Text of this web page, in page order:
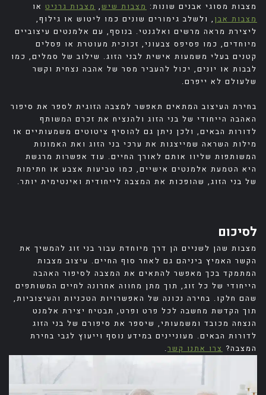
מצבות מסוגי אבנים שונות: מצבות שיש , מצבות גרניט או
מצבות אבן , ולשלב גימורים שונים כמו ליטוש או גילוף,
ליצירת מראה מרשים ואלגנטי. בנוסף, עם אלמנטים עיצוביים
מיוחדים, כמו פסיפס צבעוני, זכוכית מעוטרת או פסלים
קטנים בעלי משמעות אישית לבני הזוג. שילוב של סמלים, כמו
לבבות או יונים, יכול להעביר מסר של אהבה נצחית וקשר
שלעולם לא ייפרם.
בחירת העיצוב המתאים תאפשר למצבה הזוגית לספר את סיפור
האהבה הייחודי של בני הזוג ולהנציח את זכרם המשותף
לדורות הבאים, ולכן ניתן גם להוסיף ציטוטים משמעותיים או
מילות השראה שמייצגות את ערכי בני הזוג ואת האמונות
המשותפות שליוו אותם לאורך החיים. עוד אפשרות מרגשת
היא הטמעת אלמנטים אישיים, כמו טביעות אצבע או חתימות
של בני הזוג, שהופכות את המצבה לייחודית ואינטימית יותר.
לסיכום
מצבות שהן לשניים הן דרך מיוחדת עבור בני זוג להמשיך את
הקשר האמיץ ביניהם גם לאחר סוף החיים. עיצוב מצבות
המתמקד בכך מאפשר להתאים את המצבה לסיפור האהבה
הייחודי של כל זוג, תוך מתן מחווה אחרונה לחיים המשותפים
שהם חלקו. בחירה נכונה של האפשרויות הטכניות והעיצוביות,
תוך הקדשת מחשבה לכל פרט ופרט, תבטיח יצירת אלמנט
הנצחה מכובד ומשמעותי, שיספר את סיפורם של בני הזוג
לדורות הבאים. מעוניינים במידע נוסף וייעוץ לגבי בחירת
המצבה? צרו אתנו קשר.